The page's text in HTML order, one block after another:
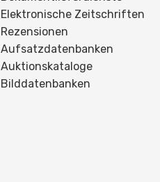
Elektronische Zeitschriften
Rezensionen
Aufsatzdatenbanken
Auktionskataloge
Bilddatenbanken